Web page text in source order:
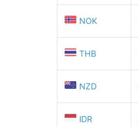
NOK
THB
NZD
IDR